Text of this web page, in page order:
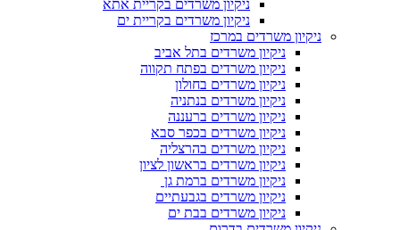
ניקיון משרדים בקריית אתא
ניקיון משרדים בקריית ים
ניקיון משרדים במרכז
ניקיון משרדים בתל אביב
ניקיון משרדים בפתח תקווה
ניקיון משרדים בחולון
ניקיון משרדים בנתניה
ניקיון משרדים ברעננה
ניקיון משרדים בכפר סבא
ניקיון משרדים בהרצליה
ניקיון משרדים בראשון לציון
ניקיון משרדים ברמת גן
ניקיון משרדים בגבעתיים
ניקיון משרדים בבת ים